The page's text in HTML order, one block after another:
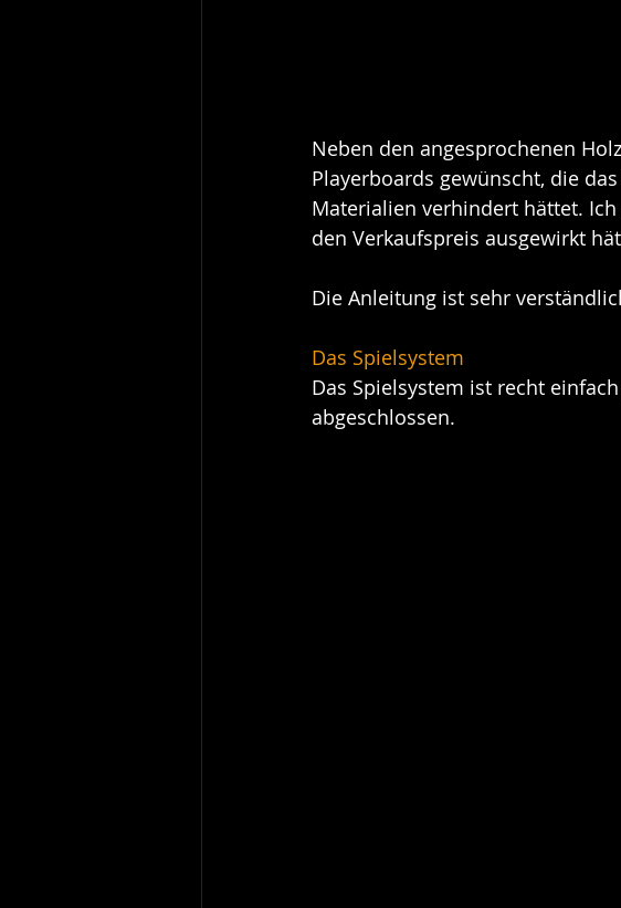
Neben den angesprochenen
Playerboards gewünscht, die
Materialien verhindert hättet.
den Verkaufspreis ausgewirkt
Die Anleitung ist sehr
Das Spielsystem
Das Spielsystem ist recht
abgeschlossen.